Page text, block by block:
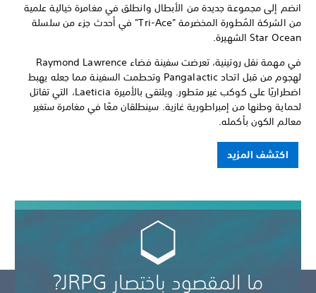
انضم إلى مجموعة جديدة من الأبطال وانطلق في مغامرة خيالية علمية
من الشركة المُطورة المخضرمة "Tri-Ace" في أحدث جزء من سلسلة
Star Ocean الشهيرة.
في مهمة نقل روتينية، تعرضت سفينة فضاء Raymond Lawrence
لهجوم من قبل اتحاد Pangalactic وتحطمت السفينة مما جعله يهبط
اضطراريًا على كوكب غير متطور. ويلتقى بالأميرة Laeticia، التي تقاتل
لحماية وطنها من إمبراطورية غازية. سينطلقان معًا في مغامرة ستغير
معالم الكون بأكمله.
اكتشف المزيد
ما المقصود باختصار JRPG?